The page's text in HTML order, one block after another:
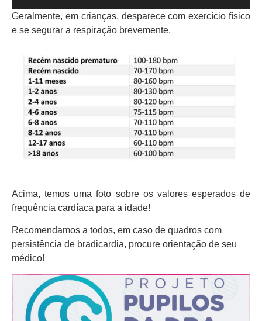
Geralmente, em crianças, desparece com exercício físico
e se segurar a respiração brevemente.
Acima, temos uma foto sobre os valores esperados de
frequência cardíaca para a idade!
Recomendamos a todos, em caso de quadros com
persistência de bradicardia, procure orientação de seu
médico!